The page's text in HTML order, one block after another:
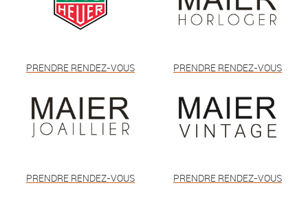
PRENDRE RENDEZ-VOUS PRENDRE RENDEZ-VOUS
PRENDRE RENDEZ-VOUS PRENDRE RENDEZ-VOUS